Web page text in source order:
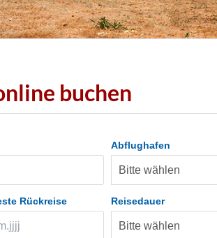
buchen
Abflughafen
Rückreise Reisedauer